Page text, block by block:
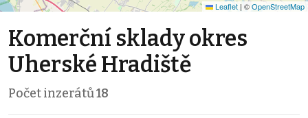
Leaflet | ©OpenStreetMap
Komerční sklady okres
Uherské Hradiště
Počet inzerátů18